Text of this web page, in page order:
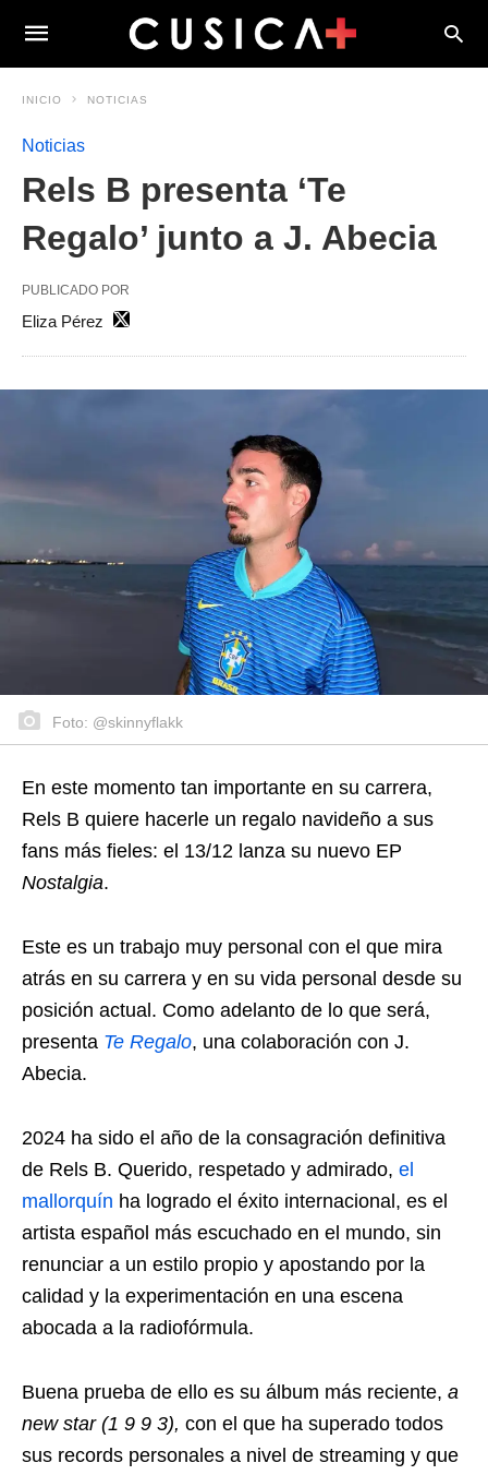
INICIO NOTICIAS
Noticias
Rels B presenta ‘Te
Regalo’ junto a J. Abecia
PUBLICADO POR
Eliza Pérez
Foto: @skinnyflakk
En este momento tan importante en su carrera,
Rels B quiere hacerle un regalo navideño a sus
fans más fieles: el 13/12 lanza su nuevo EP
Nostalgia.
Este es un trabajo muy personal con el que mira
atrás en su carrera y en su vida personal desde su
posición actual. Como adelanto de lo que será,
presenta Te Regalo, una colaboración con J.
Abecia.
2024 ha sido el año de la consagración definitiva
de Rels B. Querido, respetado y admirado, el
mallorquín ha logrado el éxito internacional, es el
artista español más escuchado en el mundo, sin
renunciar a un estilo propio y apostando por la
calidad y la experimentación en una escena
abocada a la radiofórmula.
Buena prueba de ello es su álbum más reciente, a
new star (1 9 9 3), con el que ha superado todos
sus records personales a nivel de streaming y que